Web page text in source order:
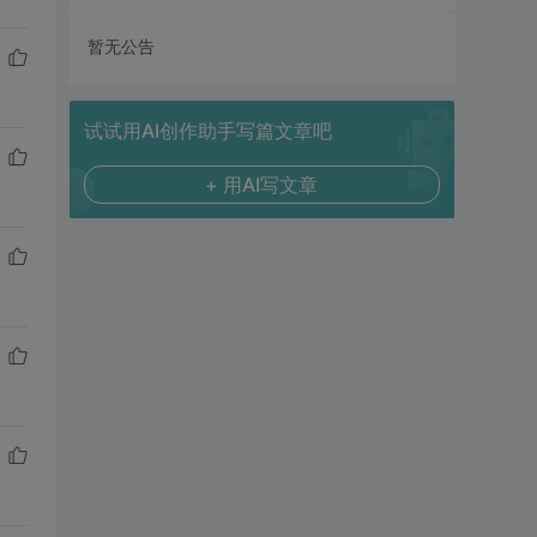
暂无公告
试试用AI创作助手写篇文章吧
+ 用AI写文章